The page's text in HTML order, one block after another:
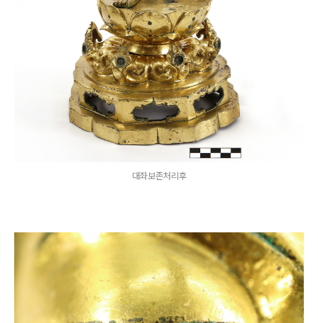
대좌보존처리후